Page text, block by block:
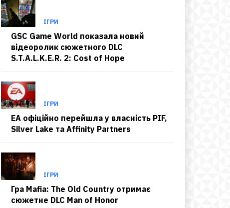
ІГРИ
GSC Game World показала новий
відеоролик сюжетного DLC
S.T.A.L.K.E.R. 2: Cost of Hope
ІГРИ
EA офіційно перейшла у власність PIF,
Silver Lake та Affinity Partners
ІГРИ
Гра Mafia: The Old Country отримає
сюжетне DLC Man of Honor